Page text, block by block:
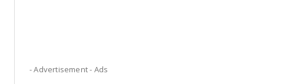
- Advertisement - Ads